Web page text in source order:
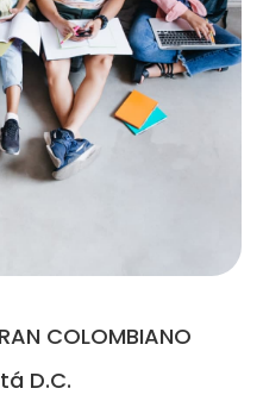
COLOMBIANO
D.C.